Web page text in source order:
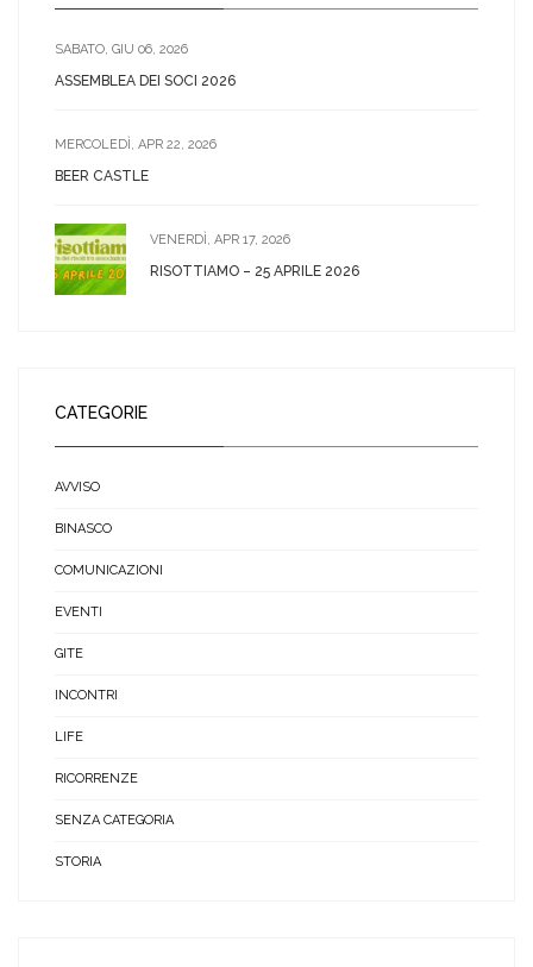
SABATO, GIU 06, 2026
ASSEMBLEA DEI SOCI 2026
MERCOLEDÌ, APR 22, 2026
BEER CASTLE
VENERDÌ, APR 17, 2026
RISOTTIAMO – 25 APRILE 2026
CATEGORIE
AVVISO
BINASCO
COMUNICAZIONI
EVENTI
GITE
INCONTRI
LIFE
RICORRENZE
SENZA CATEGORIA
STORIA